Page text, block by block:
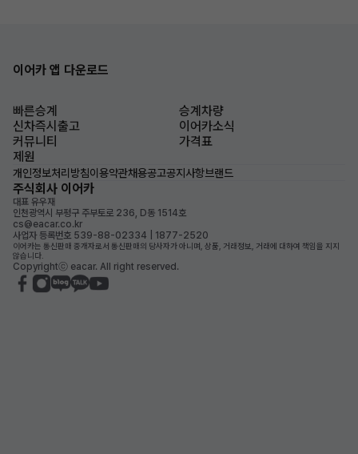
이어카 앱 다운로드
빠른승계
승계차량
신차즉시출고
이어카소식
커뮤니티
가격표
제원
개인정보처리방침이용약관채용공고공지사항브랜드
주식회사 이어카
대표 유우재
인천광역시 부평구 주부토로 236, D동 1514호
cs@eacar.co.kr
사업자 등록번호 539-88-02334 | 1877-2520
이어카는 통신판매 중개자로서 통신판매의 당사자가 아니며, 상품, 거래정보, 거래에 대하여 책임을 지지
않습니다.
Copyrightⓒ eacar. All right reserved.